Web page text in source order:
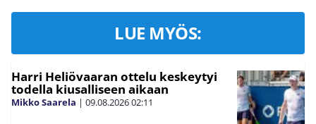
LUE MYÖS:
Harri Heliövaaran ottelu keskeytyi
todella kiusalliseen aikaan
Mikko Saarela | 09.08.202602:11